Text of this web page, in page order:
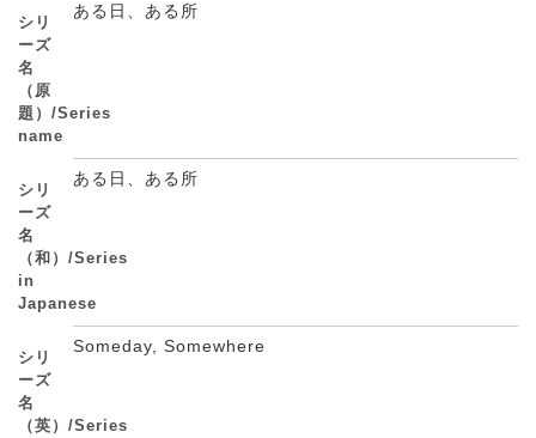
シリ
ーズ
名
（原
題）/Series
name
ある日、ある所
シリ
ーズ
名
（和）/Series
in
Japanese
ある日、ある所
シリ
ーズ
名
（英）/Series
Someday, Somewhere